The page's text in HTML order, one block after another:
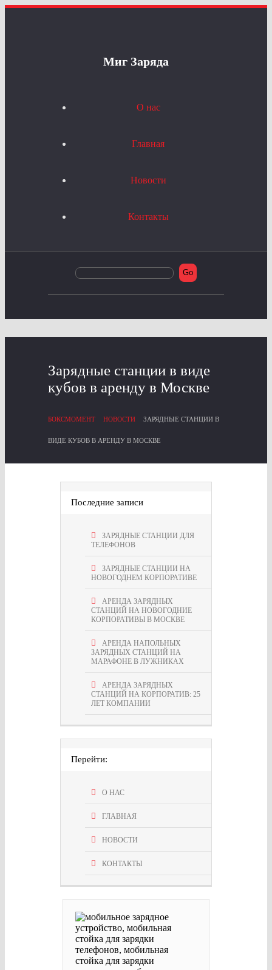
Миг Заряда
О нас
Главная
Новости
Контакты
Зарядные станции в виде
кубов в аренду в Москве
БОКСМОМЕНТ НОВОСТИ ЗАРЯДНЫЕ СТАНЦИИ В
ВИДЕ КУБОВ В АРЕНДУ В МОСКВЕ
Последние записи
ЗАРЯДНЫЕ СТАНЦИИ ДЛЯ
ТЕЛЕФОНОВ
ЗАРЯДНЫЕ СТАНЦИИ НА
НОВОГОДНЕМ КОРПОРАТИВЕ
АРЕНДА ЗАРЯДНЫХ
СТАНЦИЙ НА НОВОГОДНИЕ
КОРПОРАТИВЫ В МОСКВЕ
АРЕНДА НАПОЛЬНЫХ
ЗАРЯДНЫХ СТАНЦИЙ НА
МАРАФОНЕ В ЛУЖНИКАХ
АРЕНДА ЗАРЯДНЫХ
СТАНЦИЙ НА КОРПОРАТИВ: 25
ЛЕТ КОМПАНИИ
Перейти:
О НАС
ГЛАВНАЯ
НОВОСТИ
КОНТАКТЫ